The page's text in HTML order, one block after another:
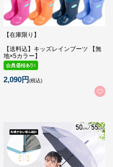
【在庫限り】
【送料込】キッズレインブーツ 【無
地×5カラー】
2,090円(税込)